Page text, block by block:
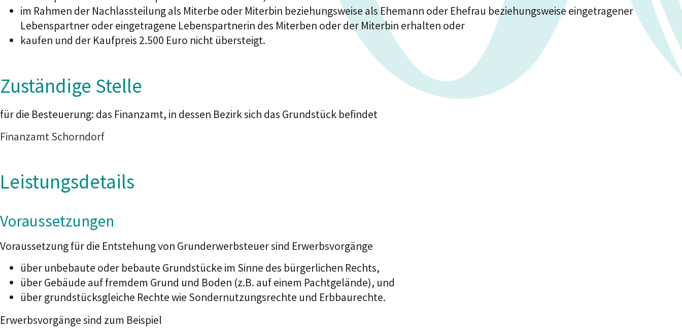
im Rahmen der Nachlassteilung als Miterbe oder Miterbin beziehungsweise als Ehemann oder Ehefrau beziehungsweise eingetragener
Lebenspartner oder eingetragene Lebenspartnerin des Miterben oder der Miterbin erhalten oder
kaufen und der Kaufpreis 2.500 Euro nicht übersteigt.
Zuständige Stelle
für die Besteuerung: das Finanzamt, in dessen Bezirk sich das Grundstück befindet
Finanzamt Schorndorf
Leistungsdetails
Voraussetzungen
Voraussetzung für die Entstehung von Grunderwerbsteuer sind Erwerbsvorgänge
über unbebaute oder bebaute Grundstücke im Sinne des bürgerlichen Rechts,
über Gebäude auf fremdem Grund und Boden (z.B. auf einem Pachtgelände), und
über grundstücksgleiche Rechte wie Sondernutzungsrechte und Erbbaurechte.
Erwerbsvorgänge sind zum Beispiel